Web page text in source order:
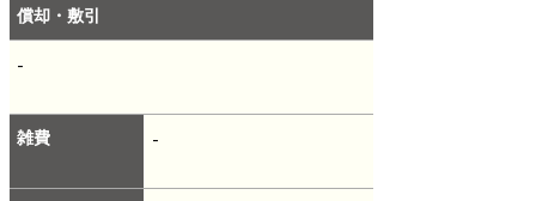
償却・敷引
-
雑費 -